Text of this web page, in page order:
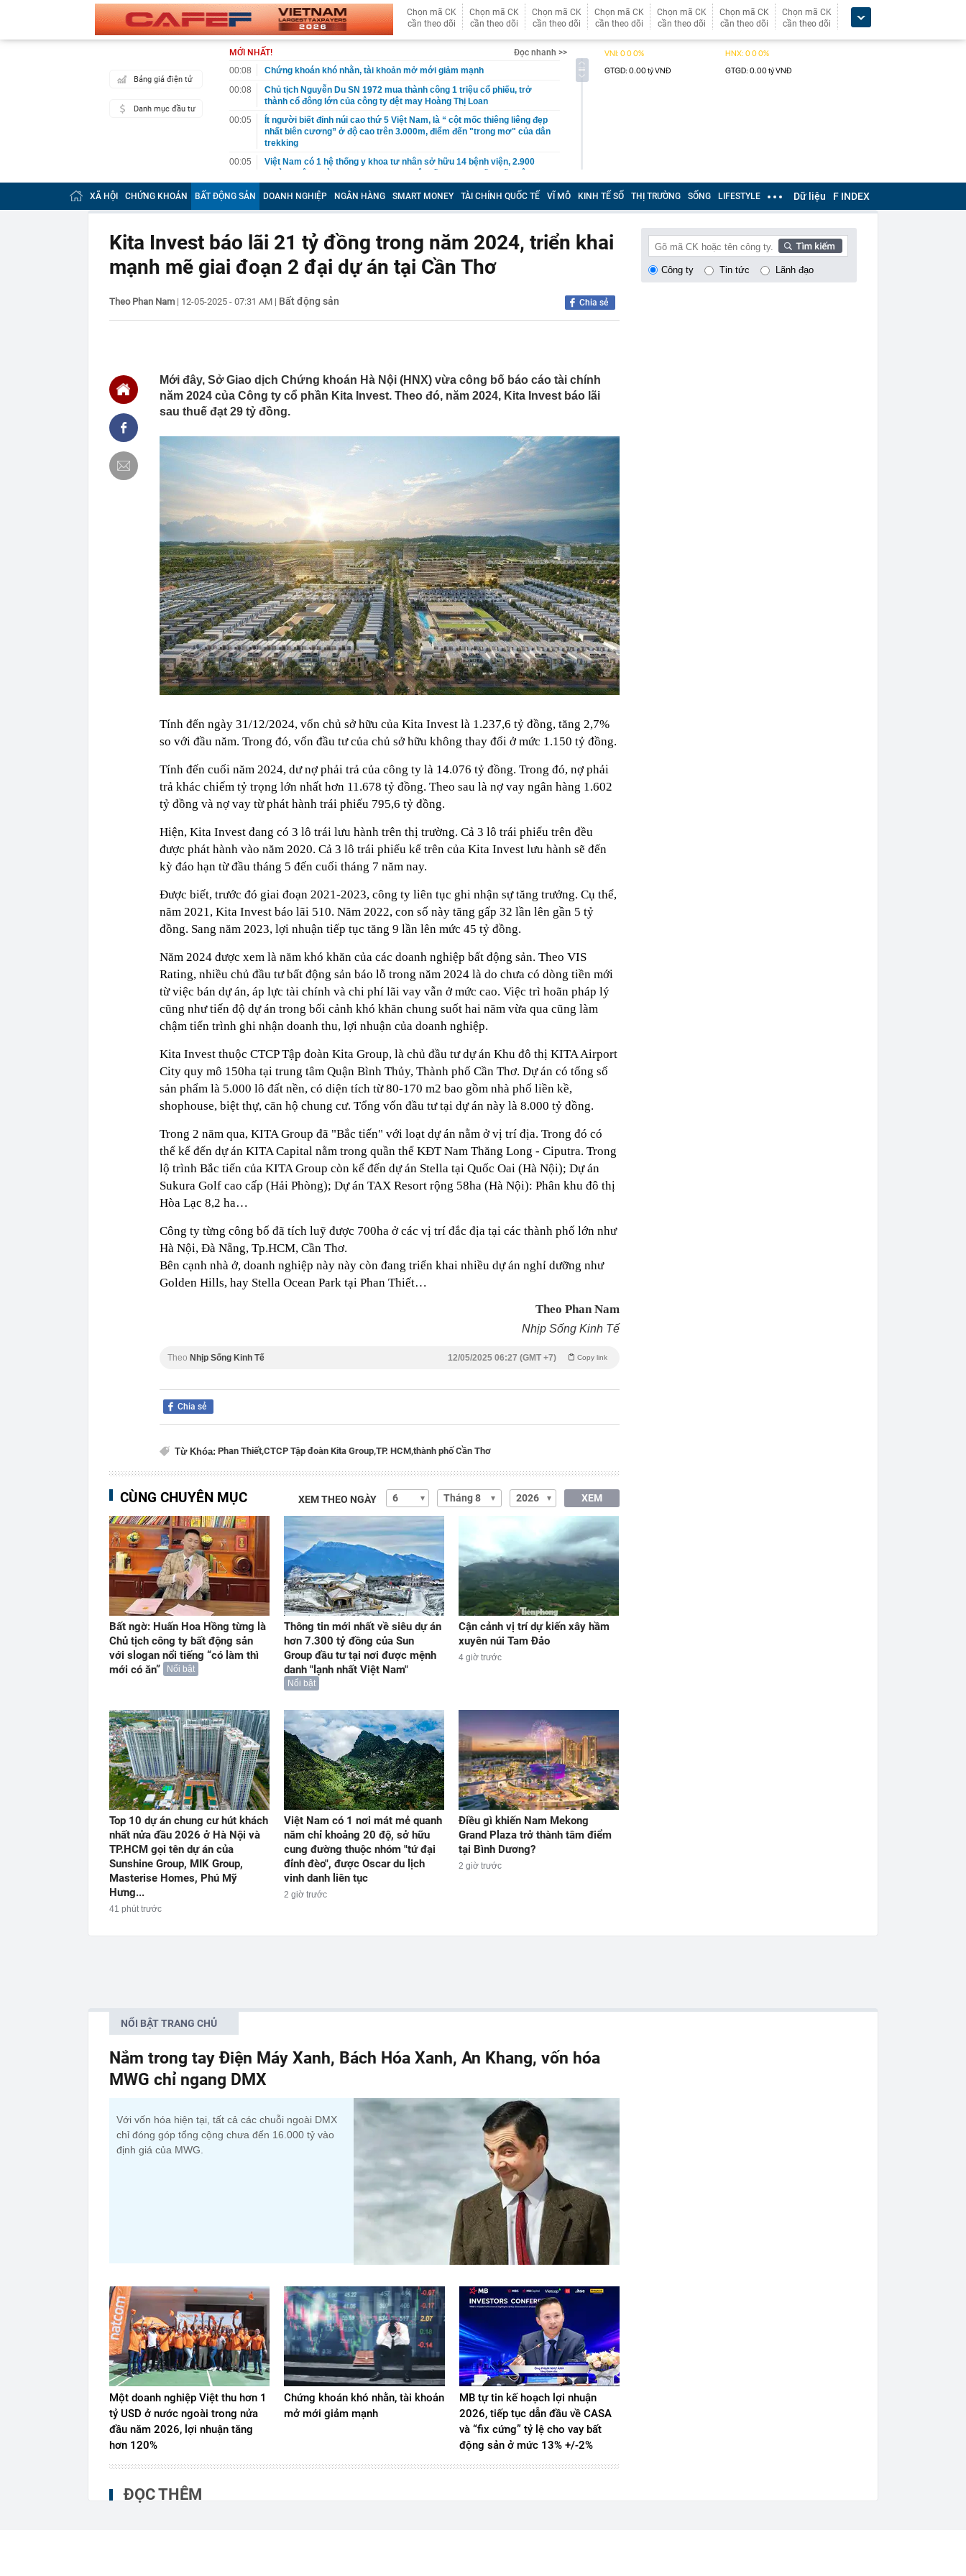
Chọn mã CK
cần theo dõi
Chọn mã CK
cần theo dõi
Chọn mã CK
cần theo dõi
Chọn mã CK
cần theo dõi
Chọn mã CK
cần theo dõi
Chọn mã CK
cần theo dõi
Chọn mã CK
cần theo dõi
Bảng giá điện tử
Danh mục đầu tư
MỚI NHẤT!
Đọc nhanh >>
00:08
Chứng khoán khó nhằn, tài khoản mở mới giảm mạnh
00:08
Chủ tịch Nguyễn Du SN 1972 mua thành công 1 triệu cổ phiếu, trở
thành cổ đông lớn của công ty dệt may Hoàng Thị Loan
00:05
Ít người biết đỉnh núi cao thứ 5 Việt Nam, là “ cột mốc thiêng liêng đẹp
nhất biên cương” ở độ cao trên 3.000m, điểm đến "trong mơ" của dân
trekking
00:05
Việt Nam có 1 hệ thống y khoa tư nhân sở hữu 14 bệnh viện, 2.900
2026"
56 mã chứng khoán bị HoSE cắt margin trong tháng 8
năm 2026, lợi nhuận tăng hơn 120%
Chứng khoán Vietcap dự phóng VN-Index có thể chạm mốc 1.885 điểm
ngay trong tháng 8
Viettel Global
23:28
4 dấu hiệu nhận biết ngôi nhà có phong thuỷ không thuận lợi
23:12
Quốc gia có lượng khách đến Việt Nam đông nhất 7 tháng đầu năm,
vượt Hàn Quốc và Nga, gấp gần 6 lần Ấn Độ
nghề lại kiểm tra 5 chi tiết này trước
Tiếp viên tàu cao tốc quỳ gối 1h an ủi khách: 7 năm sau ở khách sạn 5
Cụ bà 70 tuổi có xương trẻ khỏe như phụ nữ 30, bác sĩ kinh ngạc khi
biết bí quyết
Ngôi nhà chứa đựng tâm huyết của NSND Tự Long
Giá vàng vượt 4.300 USD/ounce, chuyên gia dự báo đỉnh mới
22:30
Một doanh nghiệp dầu khí đem hơn 42.200 tỷ đồng gửi ngân hàng
22:08
Lời khuyên cho những người không rút điện ấm siêu tốc trước khi ngủ
22:06
Nga được cho là có thêm "lá bài" từ Triều Tiên: Điểm yếu của Ukraine
có thể bị khoét sâu?
XÃ HỘI CHỨNG KHOÁN BẤT ĐỘNG SẢN DOANH NGHIỆP NGÂN HÀNG SMART MONEY TÀI CHÍNH QUỐC TẾ VĨ MÔ KINH TẾ SỐ THỊ TRƯỜNG SỐNG LIFESTYLE Dữ liệu F INDEX
Kita Invest báo lãi 21 tỷ đồng trong năm 2024, triển khai
mạnh mẽ giai đoạn 2 đại dự án tại Cần Thơ
Theo Phan Nam | 12-05-2025 - 07:31 AM | Bất động sản Chia sẻ
Mới đây, Sở Giao dịch Chứng khoán Hà Nội (HNX) vừa công bố báo cáo tài chính
năm 2024 của Công ty cổ phần Kita Invest. Theo đó, năm 2024, Kita Invest báo lãi
sau thuế đạt 29 tỷ đồng.
Tính đến ngày 31/12/2024, vốn chủ sở hữu của Kita Invest là 1.237,6 tỷ đồng, tăng 2,7%
so với đầu năm. Trong đó, vốn đầu tư của chủ sở hữu không thay đổi ở mức 1.150 tỷ đồng.
Tính đến cuối năm 2024, dư nợ phải trả của công ty là 14.076 tỷ đồng. Trong đó, nợ phải
trả khác chiếm tỷ trọng lớn nhất hơn 11.678 tỷ đồng. Theo sau là nợ vay ngân hàng 1.602
tỷ đồng và nợ vay từ phát hành trái phiếu 795,6 tỷ đồng.
Hiện, Kita Invest đang có 3 lô trái lưu hành trên thị trường. Cả 3 lô trái phiếu trên đều
được phát hành vào năm 2020. Cả 3 lô trái phiếu kể trên của Kita Invest lưu hành sẽ đến
kỳ đáo hạn từ đầu tháng 5 đến cuối tháng 7 năm nay.
Được biết, trước đó giai đoạn 2021-2023, công ty liên tục ghi nhận sự tăng trưởng. Cụ thể,
năm 2021, Kita Invest báo lãi 510. Năm 2022, con số này tăng gấp 32 lần lên gần 5 tỷ
đồng. Sang năm 2023, lợi nhuận tiếp tục tăng 9 lần lên mức 45 tỷ đồng.
Năm 2024 được xem là năm khó khăn của các doanh nghiệp bất động sản. Theo VIS
Rating, nhiều chủ đầu tư bất động sản báo lỗ trong năm 2024 là do chưa có dòng tiền mới
từ việc bán dự án, áp lực tài chính và chi phí lãi vay vẫn ở mức cao. Việc trì hoãn pháp lý
cũng như tiến độ dự án trong bối cảnh khó khăn chung suốt hai năm vừa qua cũng làm
chậm tiến trình ghi nhận doanh thu, lợi nhuận của doanh nghiệp.
Kita Invest thuộc CTCP Tập đoàn Kita Group, là chủ đầu tư dự án Khu đô thị KITA Airport
City quy mô 150ha tại trung tâm Quận Bình Thủy, Thành phố Cần Thơ. Dự án có tổng số
sản phẩm là 5.000 lô đất nền, có diện tích từ 80-170 m2 bao gồm nhà phố liền kề,
shophouse, biệt thự, căn hộ chung cư. Tổng vốn đầu tư tại dự án này là 8.000 tỷ đồng.
Trong 2 năm qua, KITA Group đã "Bắc tiến" với loạt dự án nằm ở vị trí địa. Trong đó có
thể kể đến dự án KITA Capital nằm trong quần thể KĐT Nam Thăng Long - Ciputra. Trong
lộ trình Bắc tiến của KITA Group còn kể đến dự án Stella tại Quốc Oai (Hà Nội); Dự án
Sukura Golf cao cấp (Hải Phòng); Dự án TAX Resort rộng 58ha (Hà Nội): Phân khu đô thị
Hòa Lạc 8,2 ha…
Công ty từng công bố đã tích luỹ được 700ha ở các vị trí đắc địa tại các thành phố lớn như
Hà Nội, Đà Nẵng, Tp.HCM, Cần Thơ.
Bên cạnh nhà ở, doanh nghiệp này này còn đang triển khai nhiều dự án nghỉ dưỡng như
Golden Hills, hay Stella Ocean Park tại Phan Thiết…
Theo Phan Nam
Nhịp Sống Kinh Tế
Theo Nhịp Sống Kinh Tế Copy link
12/05/2025 06:27 (GMT +7)
Chia sẻ
Từ Khóa: Phan Thiết,CTCP Tập đoàn Kita Group,TP. HCM,thành phố Cần Thơ
CÙNG CHUYÊN MỤC XEM THEO NGÀY XEM
Bất ngờ: Huấn Hoa Hồng từng là
Chủ tịch công ty bất động sản
với slogan nổi tiếng “có làm thì
mới có ăn”
Nổi bật
Thông tin mới nhất về siêu dự án
hơn 7.300 tỷ đồng của Sun
Group đầu tư tại nơi được mệnh
danh "lạnh nhất Việt Nam"
Nổi bật
Cận cảnh vị trí dự kiến xây hầm
xuyên núi Tam Đảo
4 giờ trước
Top 10 dự án chung cư hút khách
nhất nửa đầu 2026 ở Hà Nội và
TP.HCM gọi tên dự án của
Sunshine Group, MIK Group,
Masterise Homes, Phú Mỹ
Hưng...
41 phút trước
Việt Nam có 1 nơi mát mẻ quanh
năm chỉ khoảng 20 độ, sở hữu
cung đường thuộc nhóm "tứ đại
đỉnh đèo", được Oscar du lịch
vinh danh liên tục
2 giờ trước
Điều gì khiến Nam Mekong
Grand Plaza trở thành tâm điểm
tại Bình Dương?
2 giờ trước
Công ty Tin tức Lãnh đạo
NỔI BẬT TRANG CHỦ
Nắm trong tay Điện Máy Xanh, Bách Hóa Xanh, An Khang, vốn hóa
MWG chỉ ngang DMX
Với vốn hóa hiện tại, tất cả các chuỗi ngoài DMX
chỉ đóng góp tổng cộng chưa đến 16.000 tỷ vào
định giá của MWG.
Một doanh nghiệp Việt thu hơn 1
tỷ USD ở nước ngoài trong nửa
đầu năm 2026, lợi nhuận tăng
hơn 120%
Chứng khoán khó nhằn, tài khoản
mở mới giảm mạnh
MB tự tin kế hoạch lợi nhuận
2026, tiếp tục dẫn đầu về CASA
và “fix cứng” tỷ lệ cho vay bất
động sản ở mức 13% +/-2%
ĐỌC THÊM